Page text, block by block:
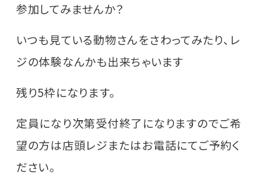
参加してみませんか？
いつも見ている動物さんをさわってみたり、レ
ジの体験なんかも出来ちゃいます
残り5枠になります。
定員になり次第受付終了になりますのでご希
望の方は店頭レジまたはお電話にてご予約く
ださい。